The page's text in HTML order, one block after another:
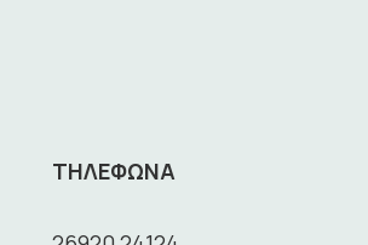
ΤΗΛΕΦΩΝΑ